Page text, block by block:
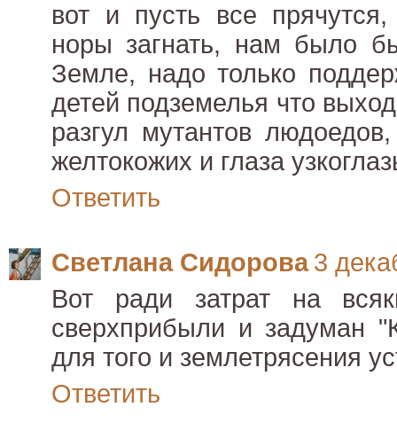
вот и пусть все
норы загнать, нам было
Земле, надо только
детей подземелья что
разгул мутантов
желтокожих и глаза
Ответить
Светлана Сидорова 3
Вот ради затрат на
сверхприбыли и задуман
для того и землетрясения
Ответить